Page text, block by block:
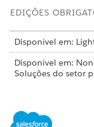
EDIÇÕES
Disponível em:
Disponível em:
Soluções do setor